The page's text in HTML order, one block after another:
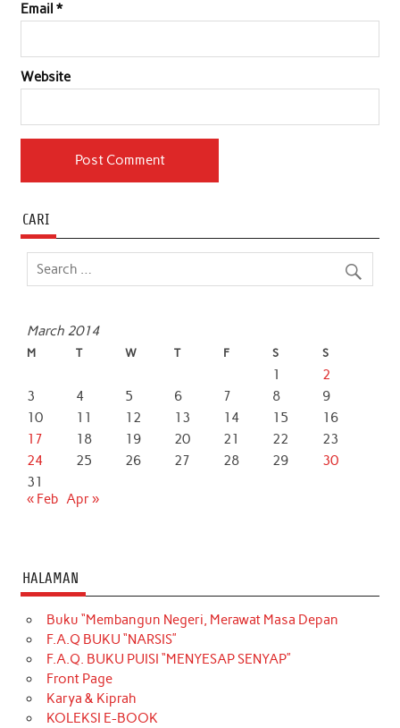
Email *
Website
CARI
March 2014
M T W T F S S
1
2
3
4 5 6 7 8
9
10
11 12 13 14 15
16
17
18 19 20 21 22
23
24
25 26 27 28 29
30
31
« Feb Apr »
HALAMAN
Buku “Membangun Negeri, Merawat Masa Depan
F.A.Q BUKU “NARSIS”
F.A.Q. BUKU PUISI “MENYESAP SENYAP”
Front Page
Karya & Kiprah
KOLEKSI E-BOOK